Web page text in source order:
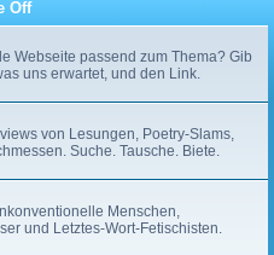
Off
Webseite passend zum Thema? Gib
uns erwartet, und den Link.
von Lesungen, Poetry-Slams,
Suche. Tausche. Biete.
Menschen,
und Letztes-Wort-Fetischisten.